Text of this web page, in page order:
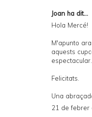
Joan ha dit...
Hola Mercé!
M'apunto
aquests
espectacular.
Felicitats.
Una
21 de febrer